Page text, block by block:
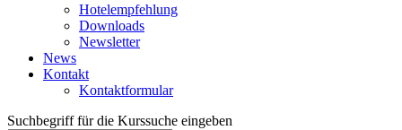
Hotelempfehlung
Downloads
Newsletter
News
Kontakt
Kontaktformular
Suchbegriff für die Kurssuche eingeben